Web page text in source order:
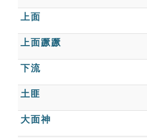
遊戲專區
教學應用
貓頭鷹博士
上面
上面蹶蹶
下流
土匪
大面神